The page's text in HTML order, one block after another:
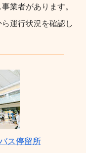
業者があります。
運行状況を確認し
ス停留所